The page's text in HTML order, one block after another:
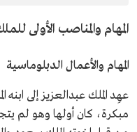
المهام والمناصب الأولى
المهام والأعمال الدبلوماسية
عهِد الملك عبدالعزيز إلى